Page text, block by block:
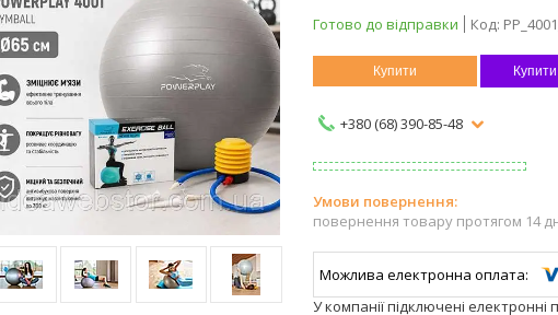
Готово до відправки Код:
Купити Купити
+380 (68) 390-85-48
повернення товару протягом 14
У компанії підключені